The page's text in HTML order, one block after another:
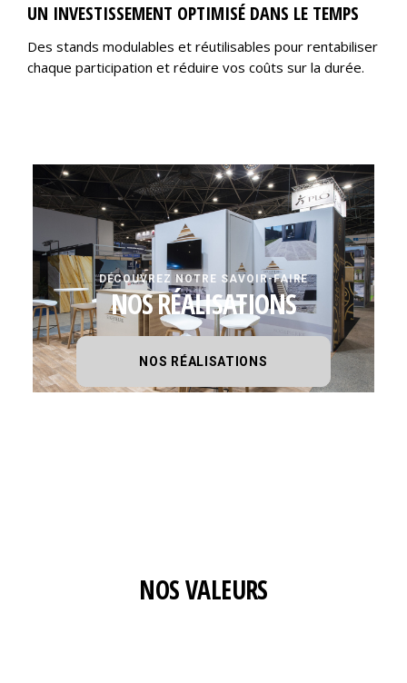
UN INVESTISSEMENT OPTIMISÉ DANS LE TEMPS
Des stands modulables et réutilisables pour rentabiliser
chaque participation et réduire vos coûts sur la durée.
DÉCOUVREZ NOTRE SAVOIR-FAIRE
NOS RÉALISATIONS
NOS RÉALISATIONS
NOS VALEURS